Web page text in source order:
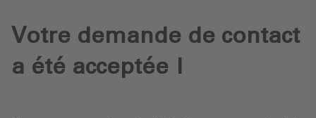
Votre demande de contact
a été acceptée !